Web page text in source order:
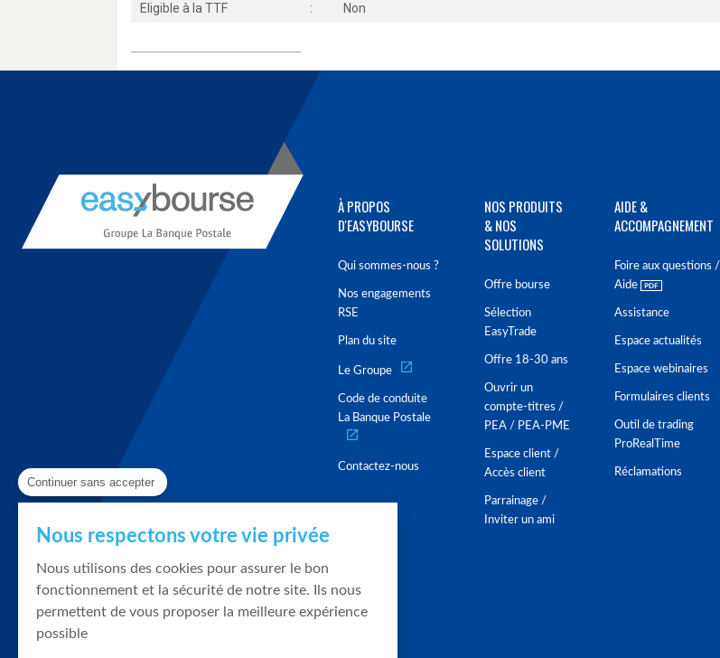
Eligible à la TTF
: Non
À PROPOS
D'EASYBOURSE
Qui sommes-nous ?
Nos engagements
RSE
Plan du site
Le Groupe
Code de conduite
La Banque Postale
Contactez-nous
NOS PRODUITS
& NOS
SOLUTIONS
Offre bourse
Sélection
EasyTrade
Offre 18-30 ans
Ouvrir un
compte-titres /
PEA / PEA-PME
Espace client /
Accès client
Parrainage /
Inviter un ami
AIDE &
ACCOMPAGNEMENT
Foire aux questions /
Aide
Assistance
Espace actualités
Espace webinaires
Formulaires clients
Outil de trading
ProRealTime
Réclamations
Continuer sans accepter
Nous respectons votre vie privée
Nous utilisons des cookies pour assurer le bon
fonctionnement et la sécurité de notre site. Ils nous
permettent de vous proposer la meilleure expérience
possible